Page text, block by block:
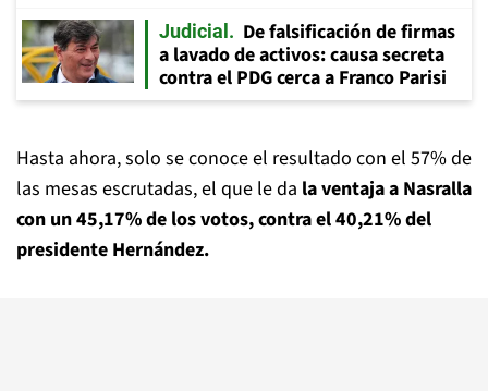
Judicial
De falsificación de firmas
a lavado de activos: causa secreta
contra el PDG cerca a Franco Parisi
Hasta ahora, solo se conoce el resultado con el 57% de
las mesas escrutadas, el que le da la ventaja a Nasralla
con un 45,17% de los votos, contra el 40,21% del
presidente Hernández.